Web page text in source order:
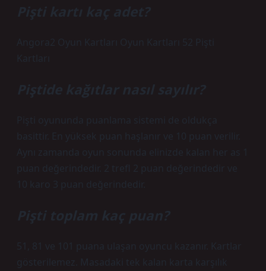
Pişti kartı kaç adet?
Angora2 Oyun Kartları Oyun Kartları 52 Pişti
Kartları
Piştide kağıtlar nasıl sayılır?
Pişti oyununda puanlama sistemi de oldukça
basittir. En yüksek puan haşlanır ve 10 puan verilir.
Aynı zamanda oyun sonunda elinizde kalan her as 1
puan değerindedir. 2 trefl 2 puan değerindedir ve
10 karo 3 puan değerindedir.
Pişti toplam kaç puan?
51, 81 ve 101 puana ulaşan oyuncu kazanır. Kartlar
gösterilemez. Masadaki tek kalan karta karşılık